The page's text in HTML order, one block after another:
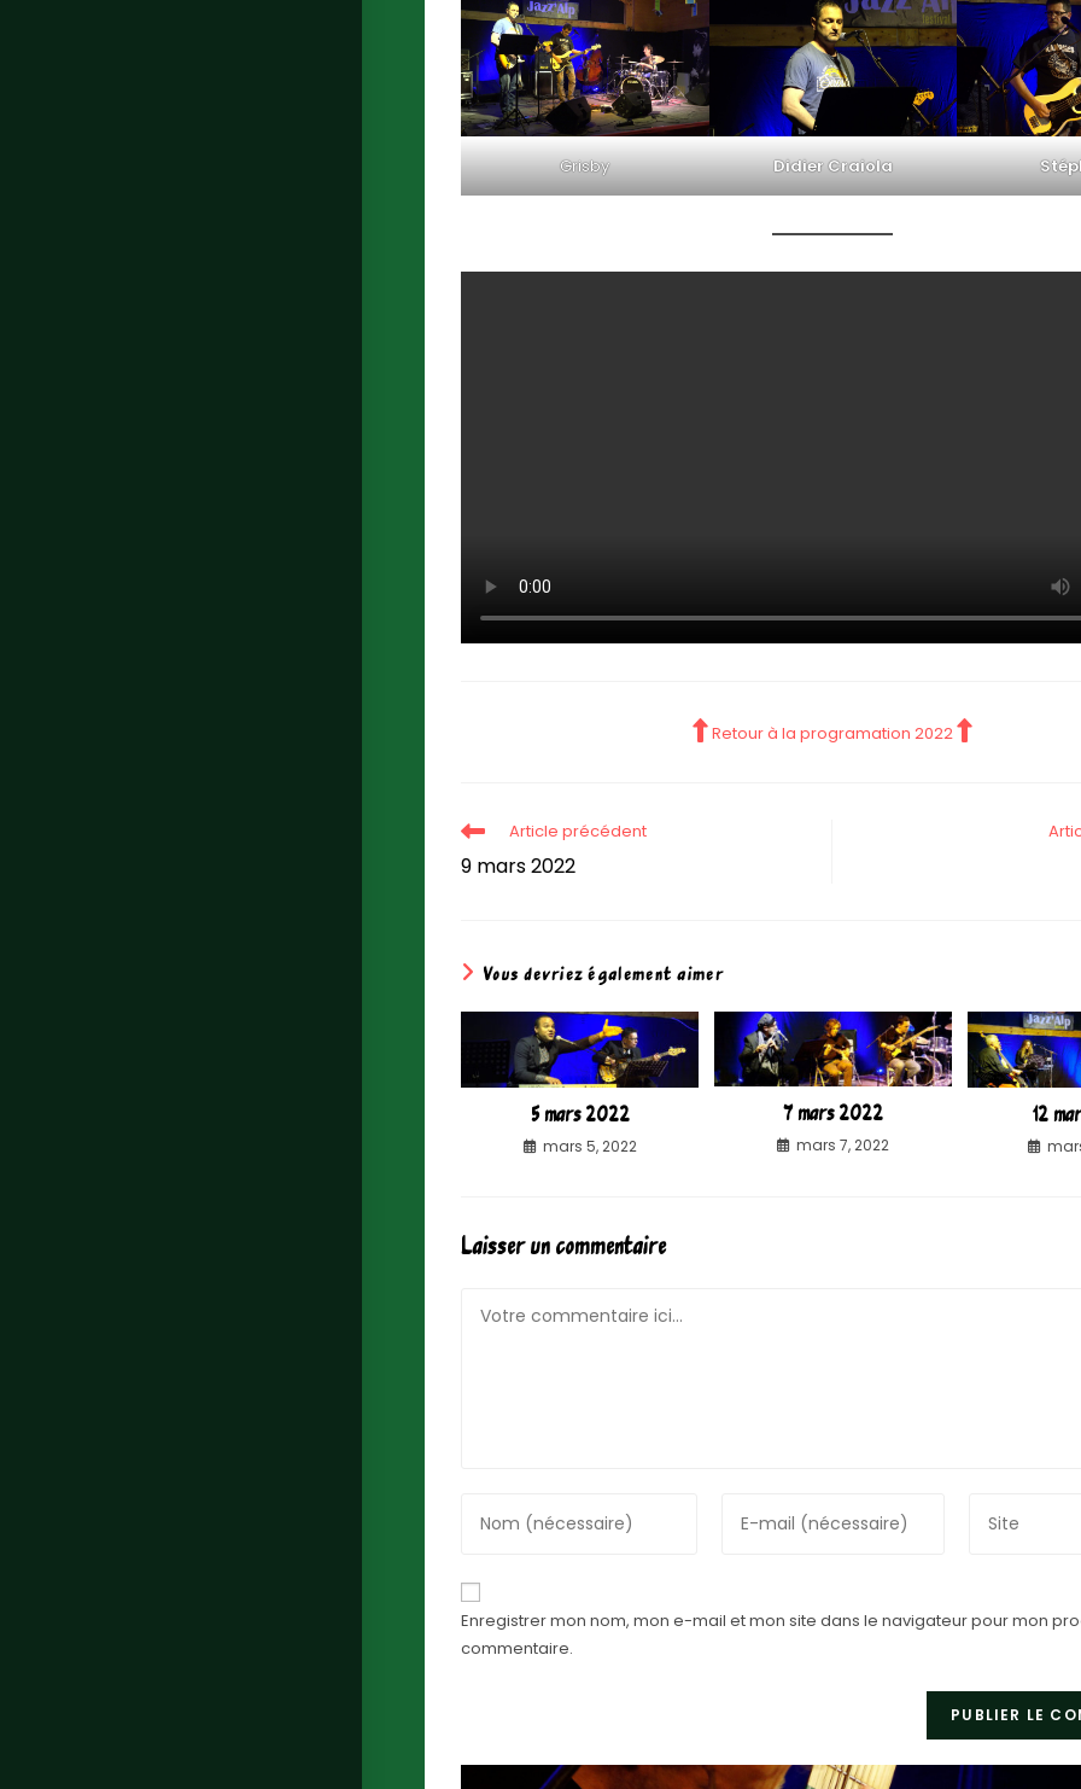
Grisby Didier Craiola
Retour à la programation 2022
Article précédent
9 mars 2022
Vous devriez également aimer
5 mars 2022
mars 5, 2022
7 mars 2022
mars 7, 2022
12
Laisser un commentaire
Enregistrer mon nom, mon e-mail et mon site dans le navigateur pour mon
commentaire.